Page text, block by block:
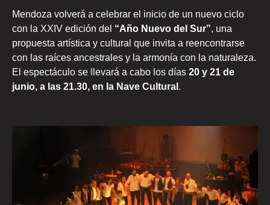
Mendoza volverá a celebrar el inicio de un nuevo ciclo
con la XXIV edición del “Año Nuevo del Sur”, una
propuesta artística y cultural que invita a reencontrarse
con las raíces ancestrales y la armonía con la naturaleza.
El espectáculo se llevará a cabo los días 20 y 21 de
junio, a las 21.30, en la Nave Cultural .